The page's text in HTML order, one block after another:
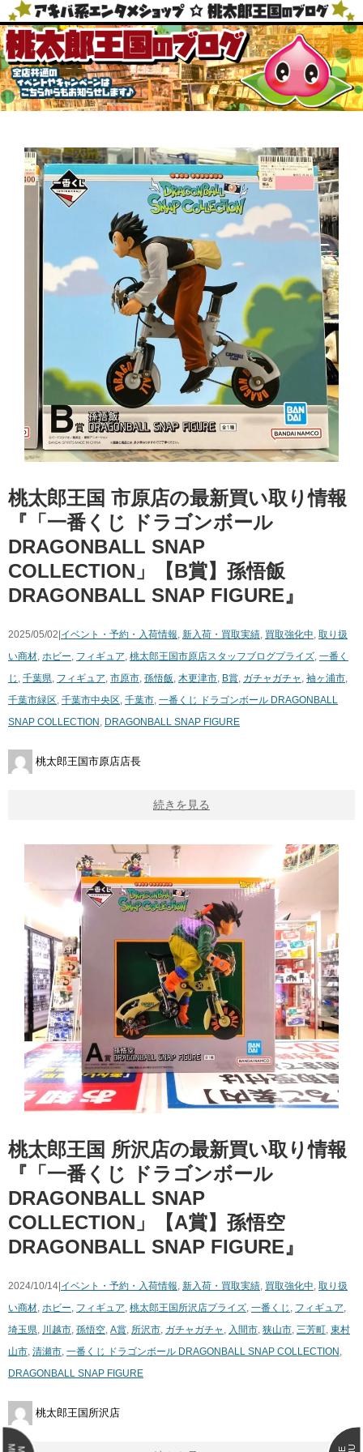
桃太郎王国 市原店の最新買い取り情報
『「一番くじ ドラゴンボール
DRAGONBALL SNAP
COLLECTION」【B賞】孫悟飯
DRAGONBALL SNAP FIGURE』
2025/05/02| イベント・予約・入荷情報, 新入荷・買取実績, 買取強化中, 取り扱
い商材, ホビー, フィギュア, 桃太郎王国市原店スタッフブログプライズ, 一番く
じ , 千葉県, フィギュア, 市原市, 孫悟飯, 木更津市, B賞, ガチャガチャ , 袖ヶ浦市,
千葉市緑区, 千葉市中央区, 千葉市, 一番くじ ドラゴンボール DRAGONBALL
SNAP COLLECTION , DRAGONBALL SNAP FIGURE
桃太郎王国市原店店長
続きを見る
桃太郎王国 所沢店の最新買い取り情報
『「一番くじ ドラゴンボール
DRAGONBALL SNAP
COLLECTION」【A賞】孫悟空
DRAGONBALL SNAP FIGURE』
2024/10/14| イベント・予約・入荷情報, 新入荷・買取実績, 買取強化中, 取り扱
い商材, ホビー, フィギュア, 桃太郎王国所沢店プライズ, 一番くじ , フィギュア,
埼玉県, 川越市, 孫悟空, A賞, 所沢市, ガチャガチャ , 入間市, 狭山市, 三芳町, 東村
山市, 清瀬市, 一番くじ ドラゴンボール DRAGONBALL SNAP COLLECTION ,
DRAGONBALL SNAP FIGURE
桃太郎王国所沢店